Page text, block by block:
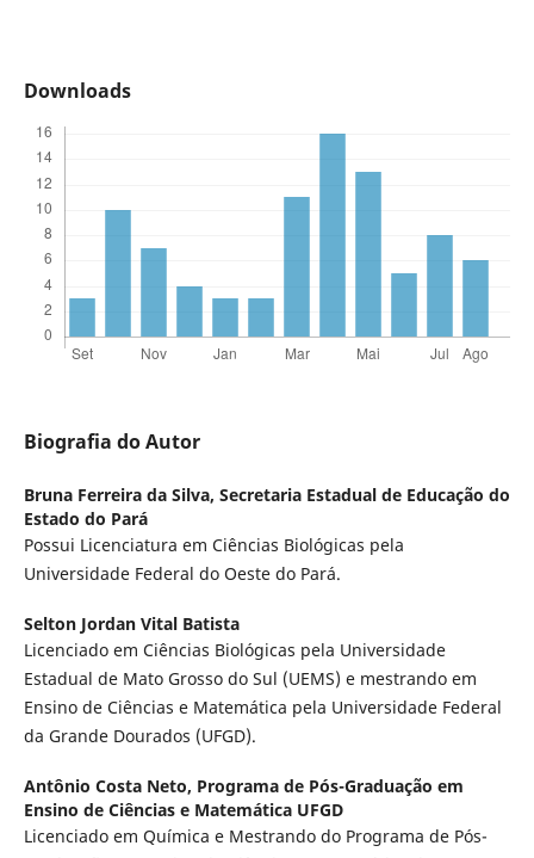
Downloads
Biografia do Autor
Bruna Ferreira da Silva, Secretaria Estadual de Educação do
Estado do Pará
Possui Licenciatura em Ciências Biológicas pela
Universidade Federal do Oeste do Pará.
Selton Jordan Vital Batista
Licenciado em Ciências Biológicas pela Universidade
Estadual de Mato Grosso do Sul (UEMS) e mestrando em
Ensino de Ciências e Matemática pela Universidade Federal
da Grande Dourados (UFGD).
Antônio Costa Neto, Programa de Pós-Graduação em
Ensino de Ciências e Matemática UFGD
Licenciado em Química e Mestrando do Programa de Pós-